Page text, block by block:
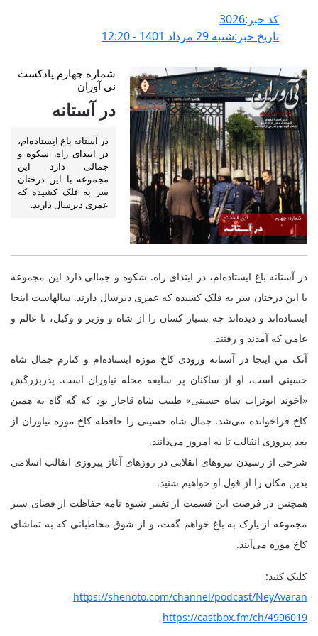
کد خبر:3026
تاریخ خبر:شنبه 29 مرداد 1401 - 12:20
شماره چهارم پادکست
نی آوران
در آستانه
در آستانه‌ باغ ایستاده‌ام،
در ابتدای راه. شکوه و
جمالی دارد این
مجموعه با این درختان
سر به فلک کشیده که
عمری دیرسال دارند.
در آستانه‌ باغ ایستاده‌ام، در ابتدای راه. شکوه و جمالی دارد این مجموعه
با این درختان سر به فلک کشیده که عمری دیرسال دارند. سالهاست اینجا
ایستاده‌اند و دیده‌اند چه بسیار کسان را از شاه و وزیر و وکیل، تا عالم و
عامی که آمدند و رفتند.
آنک من اینجا در آستانه‌ ورودی کاخ موزه ایستاده‌ام و کنارم جمال شاه
حسینی است، او از ساکنان پر سابقه‌ محله‌ نیاوران است. پدربزرگش
«آخوند ابوتراب شاه حسینی» طبیب شاه قاجار بود که گه گاه به همین
کاخ فراخوانده می‌شد. جمال شاه حسینی را حافظه‌ کاخ موزه‌ نیاوران از
بعد پیروزی انقالب تا به امروز می‌دانند.
شرحی از رسیدن نیروهای انقلابی در روزهای آغاز پیروزی انقالب اسلامی
بدین مکان را از قول او خواهیم شنید.
همچنین در فرصت این قسمت از تغییر شیوه نامه‌ حفاظت از فضای سبز
مجموعه از پارک به باغ خواهم گفت، و از شوق مخاطبانی که به تماشای
کاخ موزه می‌آیند.
کلیک کنید:
https://shenoto.com/channel/podcast/NeyAvaran
https://castbox.fm/ch/4996019